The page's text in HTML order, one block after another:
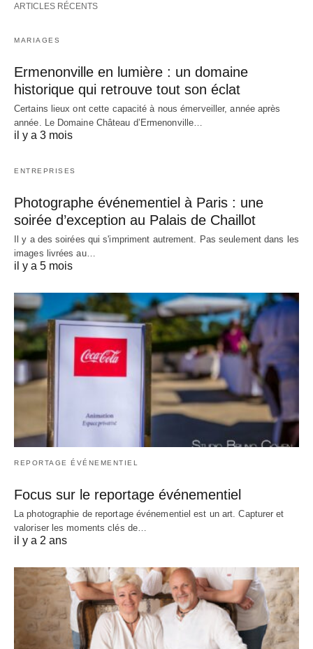
ARTICLES RÉCENTS
MARIAGES
Ermenonville en lumière : un domaine
historique qui retrouve tout son éclat
Certains lieux ont cette capacité à nous émerveiller, année après
année. Le Domaine Château d’Ermenonville…
il y a 3 mois
ENTREPRISES
Photographe événementiel à Paris : une
soirée d’exception au Palais de Chaillot
Il y a des soirées qui s'impriment autrement. Pas seulement dans les
images livrées au…
il y a 5 mois
REPORTAGE ÉVÉNEMENTIEL
Focus sur le reportage événementiel
La photographie de reportage événementiel est un art. Capturer et
valoriser les moments clés de…
il y a 2 ans